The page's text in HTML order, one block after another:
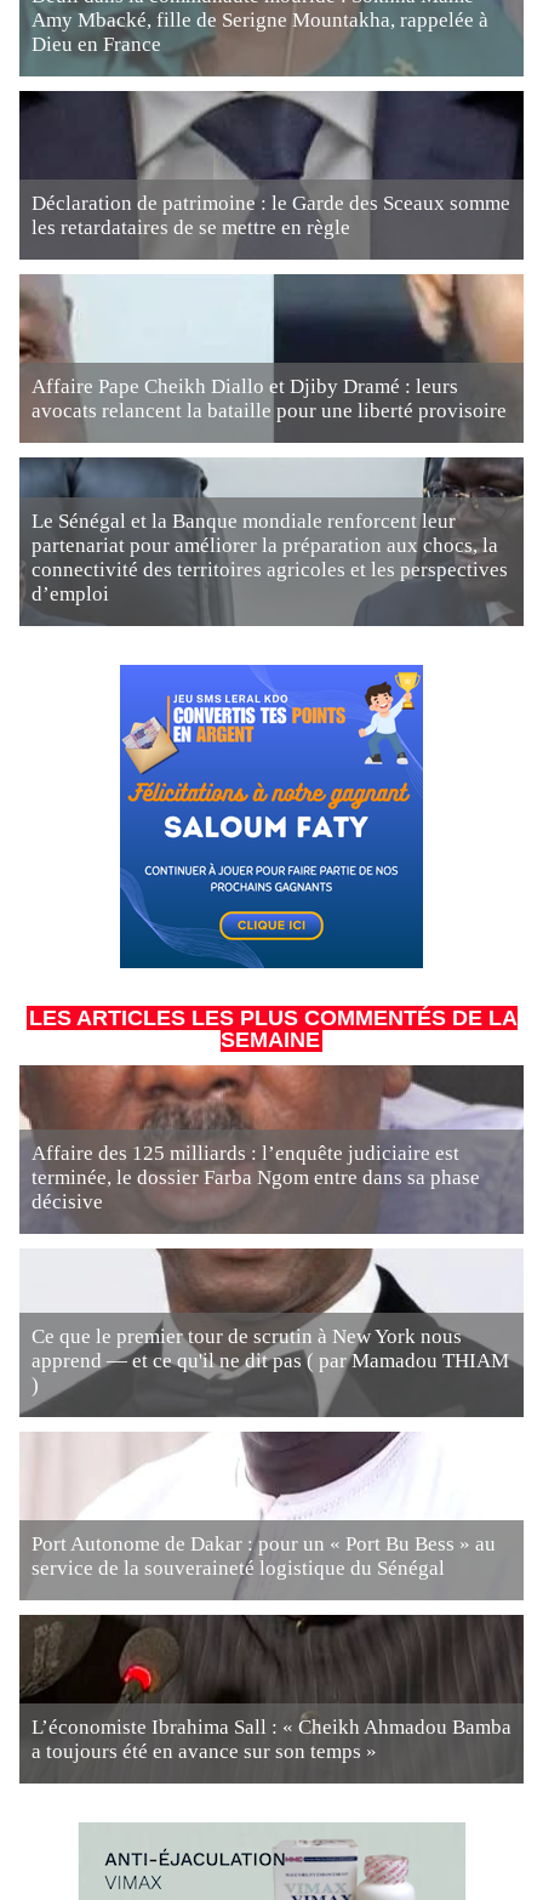
Amy Mbacké, fille de Serigne Mountakha, rappelée à
Dieu en France
Déclaration de patrimoine : le Garde des Sceaux somme
les retardataires de se mettre en règle
Affaire Pape Cheikh Diallo et Djiby Dramé : leurs
avocats relancent la bataille pour une liberté provisoire
Le Sénégal et la Banque mondiale renforcent leur
partenariat pour améliorer la préparation aux chocs, la
connectivité des territoires agricoles et les perspectives
d’emploi
LES ARTICLES LES PLUS COMMENTÉS DE LA
SEMAINE
Affaire des 125 milliards : l’enquête judiciaire est
terminée, le dossier Farba Ngom entre dans sa phase
décisive
Ce que le premier tour de scrutin à New York nous
apprend — et ce qu'il ne dit pas ( par Mamadou THIAM
)
Port Autonome de Dakar : pour un « Port Bu Bess » au
service de la souveraineté logistique du Sénégal
L’économiste Ibrahima Sall : « Cheikh Ahmadou Bamba
a toujours été en avance sur son temps »